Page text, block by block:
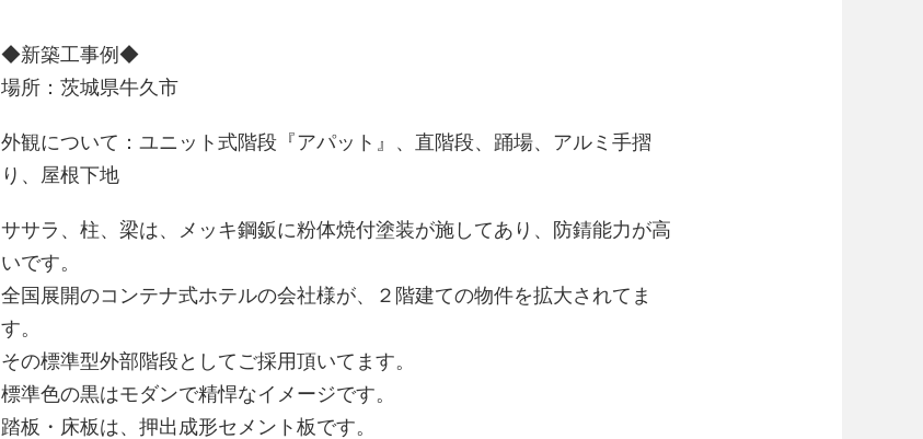
◆新築工事例◆
場所：茨城県牛久市
外観について：ユニット式階段『アパット』、直階段、踊場、アルミ手摺
り、屋根下地
ササラ、柱、梁は、メッキ鋼鈑に粉体焼付塗装が施してあり、防錆能力が高
いです。
全国展開のコンテナ式ホテルの会社様が、２階建ての物件を拡大されてま
す。
その標準型外部階段としてご採用頂いてます。
標準色の黒はモダンで精悍なイメージです。
踏板・床板は、押出成形セメント板です。